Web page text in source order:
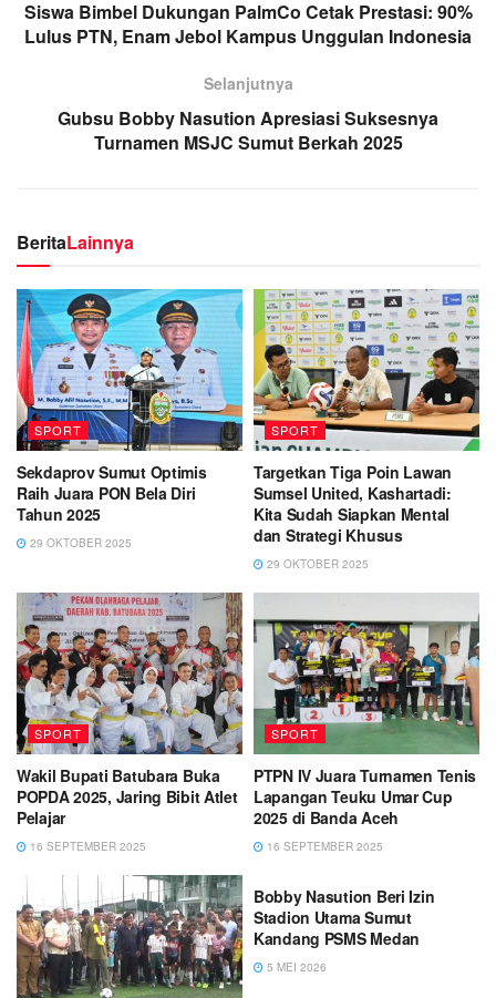
Siswa Bimbel Dukungan PalmCo Cetak Prestasi: 90%
Lulus PTN, Enam Jebol Kampus Unggulan Indonesia
Selanjutnya
Gubsu Bobby Nasution Apresiasi Suksesnya
Turnamen MSJC Sumut Berkah 2025
BeritaLainnya
SPORT
Sekdaprov Sumut Optimis
Raih Juara PON Bela Diri
Tahun 2025
29 OKTOBER 2025
SPORT
Targetkan Tiga Poin Lawan
Sumsel United, Kashartadi:
Kita Sudah Siapkan Mental
dan Strategi Khusus
29 OKTOBER 2025
SPORT
Wakil Bupati Batubara Buka
POPDA 2025, Jaring Bibit Atlet
Pelajar
16 SEPTEMBER 2025
SPORT
PTPN IV Juara Turnamen Tenis
Lapangan Teuku Umar Cup
2025 di Banda Aceh
16 SEPTEMBER 2025
SPORT
Bobby Nasution Beri Izin
Stadion Utama Sumut
Kandang PSMS Medan
5 MEI 2026